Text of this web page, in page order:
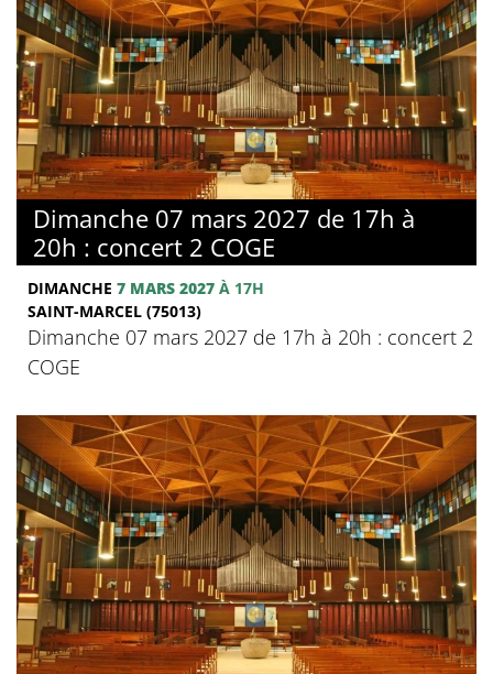
Dimanche 07 mars 2027 de 17h à
20h : concert 2 COGE
DIMANCHE 7 MARS 2027 À 17H
SAINT-MARCEL (75013)
Dimanche 07 mars 2027 de 17h à 20h : concert 2
COGE